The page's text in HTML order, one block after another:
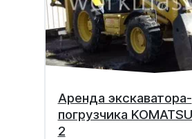
Аренда экскаватора-
погрузчика
2